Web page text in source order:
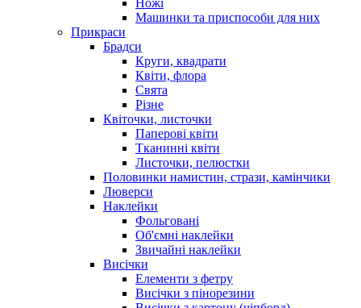
Машинки та приспособи для них
Прикраси
Брадси
Круги, квадрати
Квіти, флора
Свята
Різне
Квіточки, листочки
Паперові квіти
Тканинні квіти
Листочки, пелюстки
Половинки намистин, стрази, камінчики
Люверси
Наклейки
Фольговані
Об'ємні наклейки
Звичайні наклейки
Висічки
Елементи з фетру
Висічки з пінорезини